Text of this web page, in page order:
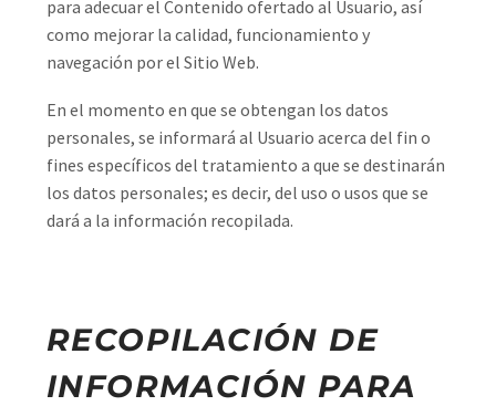
para adecuar el Contenido ofertado al Usuario, así
como mejorar la calidad, funcionamiento y
navegación por el Sitio Web.
En el momento en que se obtengan los datos
personales, se informará al Usuario acerca del fin o
fines específicos del tratamiento a que se destinarán
los datos personales; es decir, del uso o usos que se
dará a la información recopilada.
RECOPILACIÓN DE
INFORMACIÓN PARA